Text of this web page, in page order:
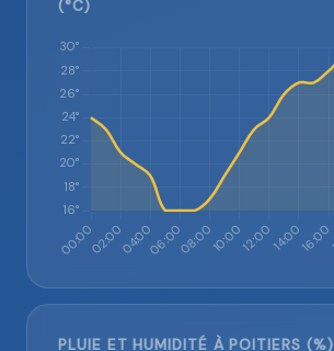
(°C)
PLUIE ET HUMIDITÉ À POITIERS (%)